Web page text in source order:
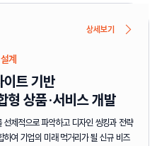
상세보기
계
트 기반
형 상품·서비스 개발
선제적으로 파악하고 디자인 씽킹과 전략
하여 기업의 미래 먹거리가 될 신규 비즈